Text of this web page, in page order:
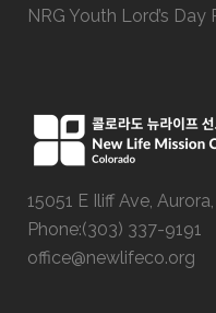
NRG Youth Lord’s Day
15051 E Iliff Ave,
Phone:(303) 337-9191
office@newlifeco.org